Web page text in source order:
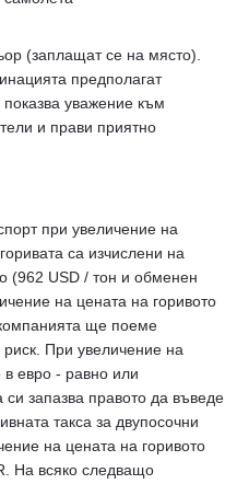
(заплащат се на място).
предполагат
уважение към
и прави приятно
при увеличение на
са изчислени на
(962 USD / тон и обменен
на цената на горивото
ще поеме
риск. При увеличение на
в евро - равно или
запазва правото да въведе
такса за двупосочни
на цената на горивото
На всяко следващо